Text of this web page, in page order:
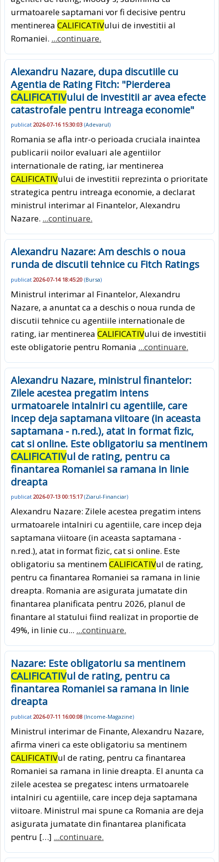
urmatoarele saptamani vor fi decisive pentru
mentinerea CALIFICATIVului de investitii al
Romaniei. ...continuare.
Alexandru Nazare, dupa discutiile cu
Agentia de Rating Fitch: "Pierderea
CALIFICATIVului de investitii ar avea efecte
catastrofale pentru intreaga economie"
publicat 2026-07-16 15:30:03 (Adevarul)
Romania se afla intr-o perioada cruciala inaintea
publicarii noilor evaluari ale agentiilor
internationale de rating, iar mentinerea
CALIFICATIVului de investitii reprezinta o prioritate
strategica pentru intreaga economie, a declarat
ministrul interimar al Finantelor, Alexandru
Nazare. ...continuare.
Alexandru Nazare: Am deschis o noua
runda de discutii tehnice cu Fitch Ratings
publicat 2026-07-14 18:45:20 (Bursa)
Ministrul interimar al Finantelor, Alexandru
Nazare, a anuntat ca a deschis o noua runda de
discutii tehnice cu agentiile internationale de
rating, iar mentinerea CALIFICATIVului de investitii
este obligatorie pentru Romania ...continuare.
Alexandru Nazare, ministrul finantelor:
Zilele acestea pregatim intens
urmatoarele intalniri cu agentiile, care
incep deja saptamana viitoare (in aceasta
saptamana - n.red.), atat in format fizic,
cat si online. Este obligatoriu sa mentinem
CALIFICATIVul de rating, pentru ca
finantarea Romaniei sa ramana in linie
dreapta
publicat 2026-07-13 00:15:17(Ziarul-Financiar)
Alexandru Nazare: Zilele acestea pregatim intens
urmatoarele intalniri cu agentiile, care incep deja
saptamana viitoare (in aceasta saptamana -
n.red.), atat in format fizic, cat si online. Este
obligatoriu sa mentinemCALIFICATIVul de rating,
pentru ca finantarea Romaniei sa ramana in linie
dreapta. Romania are asigurata jumatate din
finantarea planificata pentru 2026, planul de
finantare al statului fiind realizat in proportie de
49%, in linie cu... ...continuare.
Nazare: Este obligatoriu sa mentinem
CALIFICATIVul de rating, pentru ca
finantarea Romaniei sa ramana in linie
dreapta
publicat 2026-07-11 16:00:08 (Income-Magazine)
Ministrul interimar de Finante, Alexandru Nazare,
afirma vineri ca este obligatoriu sa mentinem
CALIFICATIVul de rating, pentru ca finantarea
Romaniei sa ramana in linie dreapta. El anunta ca
zilele acestea se pregatesc intens urmatoarele
intalniri cu agentiile, care incep deja saptamana
viitoare. Ministrul mai spune ca Romania are deja
asigurata jumatate din finantarea planificata
pentru […] ...continuare.